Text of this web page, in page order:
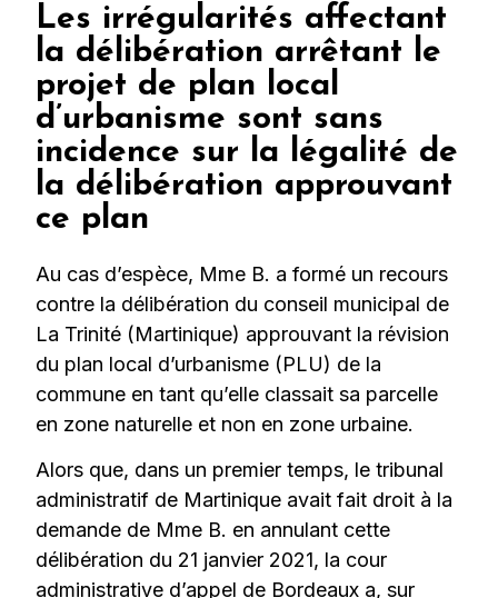
Les irrégularités affectant
la délibération arrêtant le
projet de plan local
d’urbanisme sont sans
incidence sur la légalité de
la délibération approuvant
ce plan
Au cas d’espèce, Mme B. a formé un recours
contre la délibération du conseil municipal de
La Trinité (Martinique) approuvant la révision
du plan local d’urbanisme (PLU) de la
commune en tant qu’elle classait sa parcelle
en zone naturelle et non en zone urbaine.
Alors que, dans un premier temps, le tribunal
administratif de Martinique avait fait droit à la
demande de Mme B. en annulant cette
délibération du 21 janvier 2021, la cour
administrative d’appel de Bordeaux a, sur